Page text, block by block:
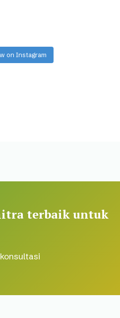
on Instagram
terbaik untuk